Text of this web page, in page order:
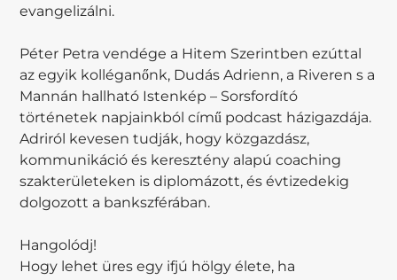
evangelizálni.
Péter Petra vendége a Hitem Szerintben ezúttal
az egyik kolléganőnk, Dudás Adrienn, a Riveren s a
Mannán hallható Istenkép – Sorsfordító
történetek napjainkból című podcast házigazdája.
Adriról kevesen tudják, hogy közgazdász,
kommunikáció és keresztény alapú coaching
szakterületeken is diplomázott, és évtizedekig
dolgozott a bankszférában.
Hangolódj!
Hogy lehet üres egy ifjú hölgy élete, ha